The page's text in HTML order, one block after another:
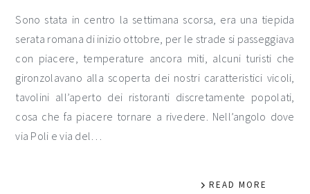
Sono stata in centro la settimana scorsa, era una tiepida
serata romana di inizio ottobre, per le strade si passeggiava
con piacere, temperature ancora miti, alcuni turisti che
gironzolavano alla scoperta dei nostri caratteristici vicoli,
tavolini all’aperto dei ristoranti discretamente popolati,
cosa che fa piacere tornare a rivedere. Nell’angolo dove
via Poli e via del…
READ MORE